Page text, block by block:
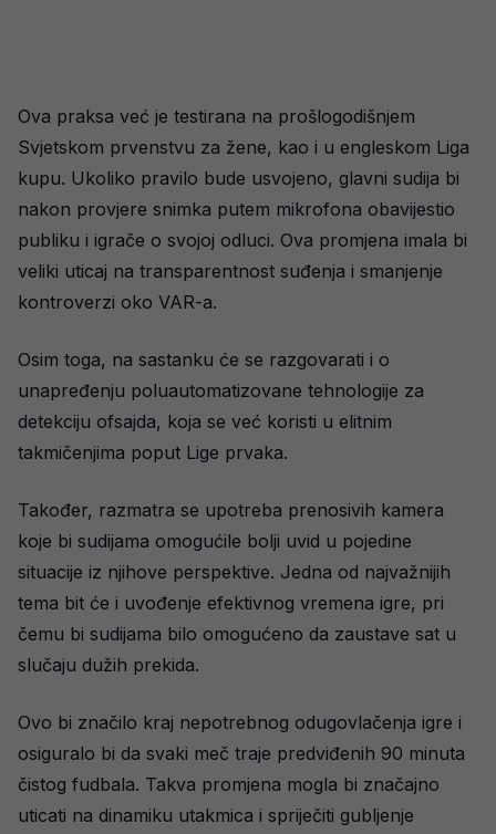
Ova praksa već je testirana na prošlogodišnjem
Svjetskom prvenstvu za žene, kao i u engleskom Liga
kupu. Ukoliko pravilo bude usvojeno, glavni sudija bi
nakon provjere snimka putem mikrofona obavijestio
publiku i igrače o svojoj odluci. Ova promjena imala bi
veliki uticaj na transparentnost suđenja i smanjenje
kontroverzi oko VAR-a.
Osim toga, na sastanku će se razgovarati i o
unapređenju poluautomatizovane tehnologije za
detekciju ofsajda, koja se već koristi u elitnim
takmičenjima poput Lige prvaka.
Također, razmatra se upotreba prenosivih kamera
koje bi sudijama omogućile bolji uvid u pojedine
situacije iz njihove perspektive. Jedna od najvažnijih
tema bit će i uvođenje efektivnog vremena igre, pri
čemu bi sudijama bilo omogućeno da zaustave sat u
slučaju dužih prekida.
Ovo bi značilo kraj nepotrebnog odugovlačenja igre i
osiguralo bi da svaki meč traje predviđenih 90 minuta
čistog fudbala. Takva promjena mogla bi značajno
uticati na dinamiku utakmica i spriječiti gubljenje